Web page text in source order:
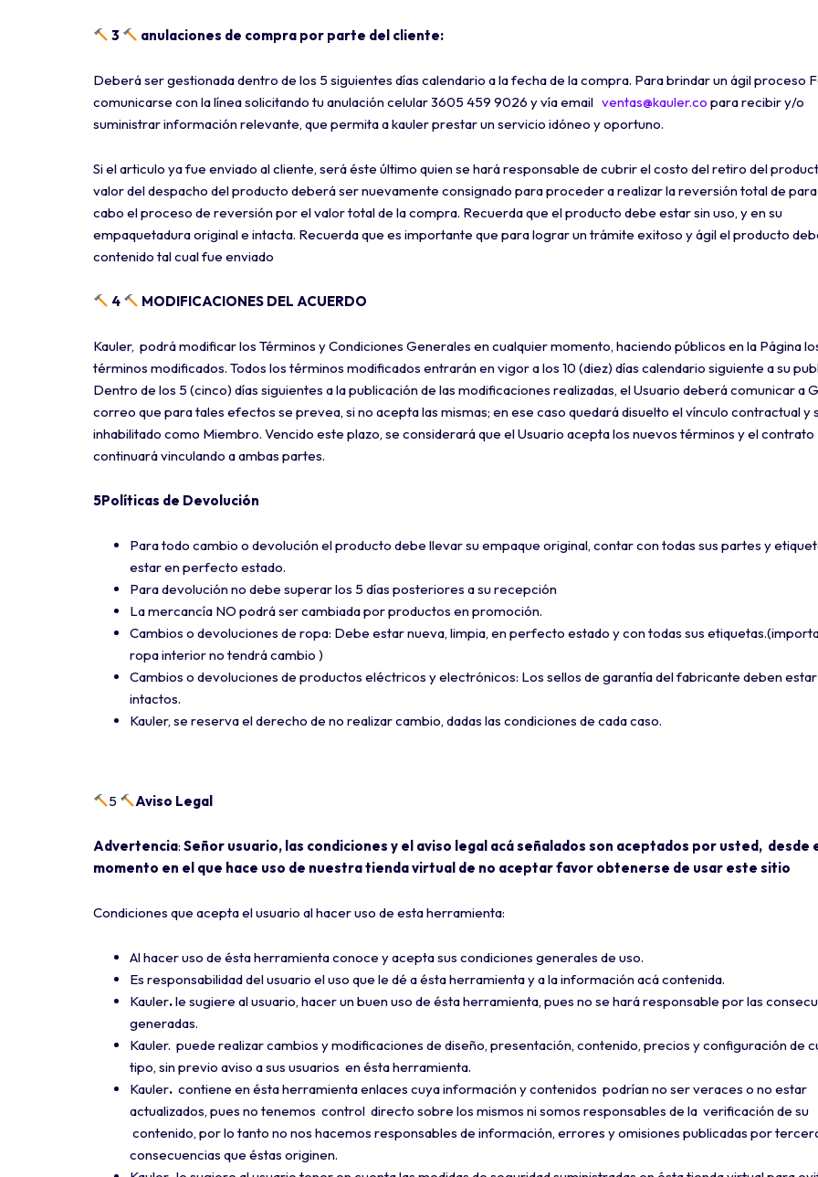
3 anulaciones de compra por parte del cliente:
Deberá ser gestionada dentro de los 5 siguientes días calendario a la fecha de la compra. Para brindar un ágil proceso
comunicarse con la línea solicitando tu anulación celular 3605 459 9026 y vía email ventas@kauler.co para recibir y/o
suministrar información relevante, que permita a kauler prestar un servicio idóneo y oportuno.
Si el articulo ya fue enviado al cliente, será éste último quien se hará responsable de cubrir el costo del retiro del
valor del despacho del producto deberá ser nuevamente consignado para proceder a realizar la reversión total de
cabo el proceso de reversión por el valor total de la compra. Recuerda que el producto debe estar sin uso, y en su
empaquetadura original e intacta. Recuerda que es importante que para lograr un trámite exitoso y ágil el producto
contenido tal cual fue enviado
4 MODIFICACIONES DEL ACUERDO
Kauler, podrá modificar los Términos y Condiciones Generales en cualquier momento, haciendo públicos en la Página
términos modificados. Todos los términos modificados entrarán en vigor a los 10 (diez) días calendario siguiente a su
Dentro de los 5 (cinco) días siguientes a la publicación de las modificaciones realizadas, el Usuario deberá comunicar a
correo que para tales efectos se prevea, si no acepta las mismas; en ese caso quedará disuelto el vínculo contractual y
inhabilitado como Miembro. Vencido este plazo, se considerará que el Usuario acepta los nuevos términos y el contrato
continuará vinculando a ambas partes.
5Políticas de Devolución
Para todo cambio o devolución el producto debe llevar su empaque original, contar con todas sus partes y
estar en perfecto estado.
Para devolución no debe superar los 5 días posteriores a su recepción
La mercancía NO podrá ser cambiada por productos en promoción.
Cambios o devoluciones de ropa: Debe estar nueva, limpia, en perfecto estado y con todas sus
ropa interior no tendrá cambio )
Cambios o devoluciones de productos eléctricos y electrónicos: Los sellos de garantía del fabricante deben estar
intactos.
Kauler, se reserva el derecho de no realizar cambio, dadas las condiciones de cada caso.
5 Aviso Legal
Advertencia: Señor usuario, las condiciones y el aviso legal acá señalados son aceptados por usted, desde
momento en el que hace uso de nuestra tienda virtual de no aceptar favor obtenerse de usar este sitio
Condiciones que acepta el usuario al hacer uso de esta herramienta:
Al hacer uso de ésta herramienta conoce y acepta sus condiciones generales de uso.
Es responsabilidad del usuario el uso que le dé a ésta herramienta y a la información acá contenida.
Kauler.le sugiere al usuario, hacer un buen uso de ésta herramienta, pues no se hará responsable por las
generadas.
Kauler. puede realizar cambios y modificaciones de diseño, presentación, contenido, precios y configuración de
tipo, sin previo aviso a sus usuarios en ésta herramienta.
Kauler. contiene en ésta herramienta enlaces cuya información y contenidos podrían no ser veraces o no estar
actualizados, pues no tenemos control directo sobre los mismos ni somos responsables de la verificación de su
contenido, por lo tanto no nos hacemos responsables de información, errores y omisiones publicadas por
consecuencias que éstas originen.